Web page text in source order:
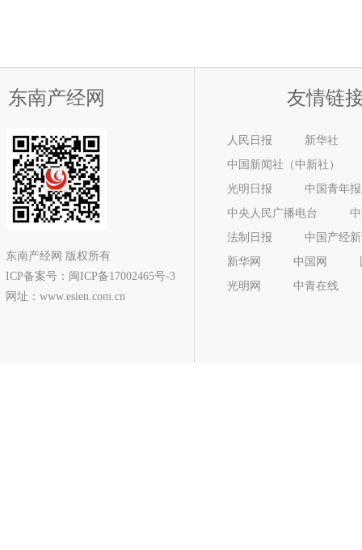
东南产经网
东南产经网 版权所有
ICP备案号： 闽ICP备17002465号-3
网址：www.esien.com.cn
友情链
人民日报
新华社
中国新闻社（中新社）
光明日报
中国青年报
中央人民广播电台
法制日报
中国产经
新华网
中国网
光明网
中青在线